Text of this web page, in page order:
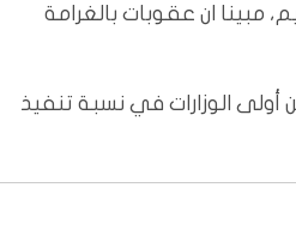
مبينا ان عقوبات بالغرامة
الصحة من أولى الوزارات في نسبة تنفيذ